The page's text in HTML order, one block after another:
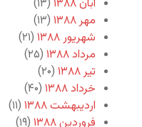
آبان ۱۳۸۸
(۱۳)
مهر ۱۳۸۸
(۱۳)
شهریور ۱۳۸۸
(۲۱)
مرداد ۱۳۸۸
(۲۵)
تیر ۱۳۸۸
(۲۰)
خرداد ۱۳۸۸
(۴۰)
اردیبهشت ۱۳۸۸
(۱۱)
فروردین ۱۳۸۸
(۱۹)